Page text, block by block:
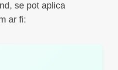
se pot aplica
ar fi: